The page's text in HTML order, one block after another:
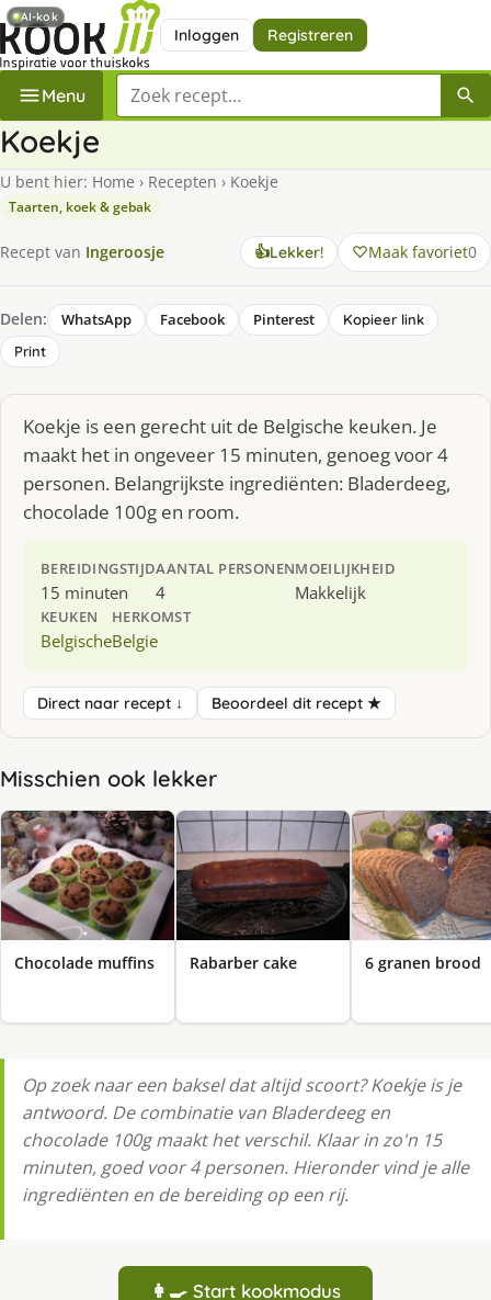
Inloggen Registreren
Menu Zoek een recept
Koekje
U bent hier: Home › Recepten › Koekje
Taarten, koek & gebak
Recept van Ingeroosje 👍Lekker! Maak favoriet0
Delen: WhatsApp Facebook Pinterest
Kopieer link
Print
Koekje is een gerecht uit de Belgische keuken. Je
maakt het in ongeveer 15 minuten, genoeg voor 4
personen. Belangrijkste ingrediënten: Bladerdeeg,
chocolade 100g en room.
BEREIDINGSTIJD
15 minuten
AANTAL PERSONEN
4
MOEILIJKHEID
Makkelijk
KEUKEN
Belgische
HERKOMST
Belgie
Direct naar recept ↓ Beoordeel dit recept ★
Misschien ook lekker
Chocolade muffins Rabarber cake 6 granen brood
AI-kok
Op zoek naar een baksel dat altijd scoort? Koekje is je
antwoord. De combinatie van Bladerdeeg en
chocolade 100g maakt het verschil. Klaar in zo'n 15
minuten, goed voor 4 personen. Hieronder vind je alle
ingrediënten en de bereiding op een rij.
👩‍🍳 Start kookmodus